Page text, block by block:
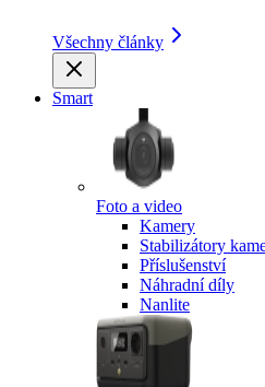
Všechny články
Smart
Foto a video
Kamery
Stabilizátory
Příslušenství
Náhradní díly
Nanlite